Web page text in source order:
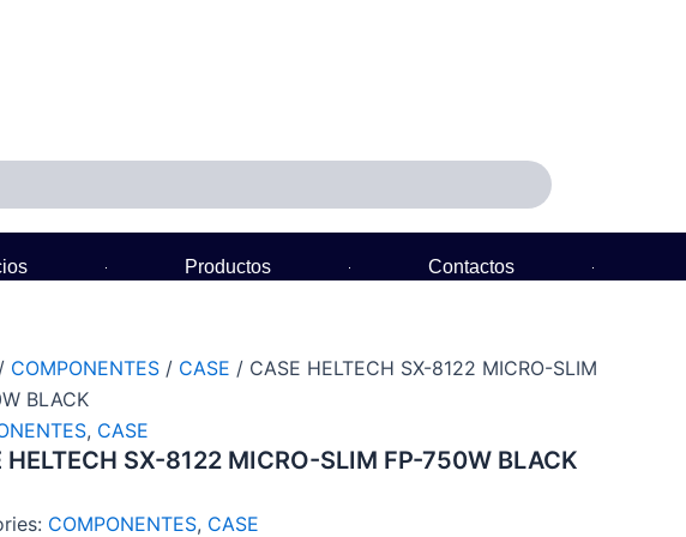
Productos
Contactos
/ COMPONENTES / CASE / CASE HELTECH SX-8122 MICRO-SLIM
BLACK
, CASE
HELTECH SX-8122 MICRO-SLIM FP-750W BLACK
COMPONENTES, CASE